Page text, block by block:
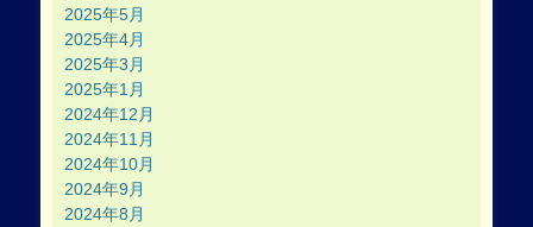
2025年5月
2025年4月
2025年3月
2025年1月
2024年12月
2024年11月
2024年10月
2024年9月
2024年8月